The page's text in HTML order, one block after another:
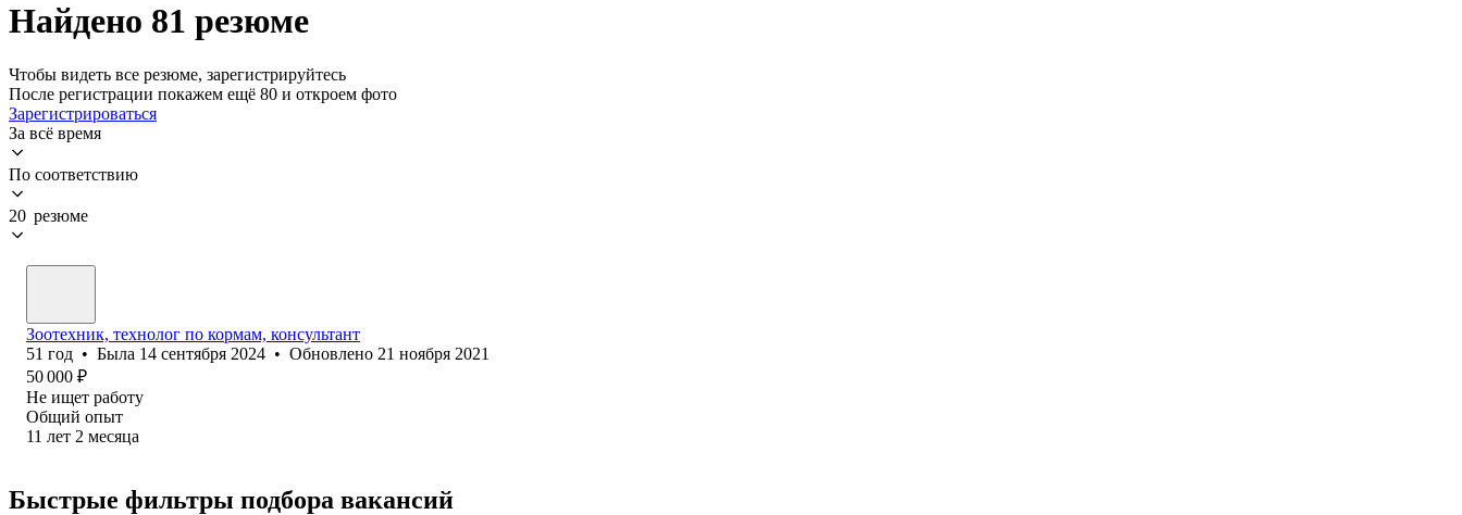
Найдено 81 резюме
Чтобы видеть все резюме, зарегистрируйтесь
После регистрации покажем ещё 80 и откроем фото
Зарегистрироваться
За всё время
По соответствию
20 резюме
Зоотехник, технолог по кормам, консультант
51 год • Была 14 сентября 2024 • Обновлено 21 ноября 2021
50 000 ₽
Не ищет работу
Общий опыт
11 лет 2 месяца
Быстрые фильтры подбора вакансий